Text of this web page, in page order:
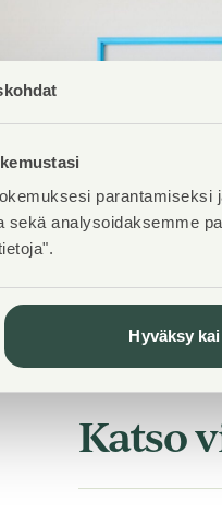
parantamiseksi
sekä analysoidaksemme
Hyväksy
Katso